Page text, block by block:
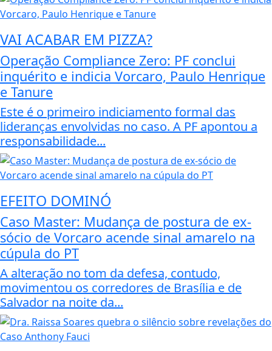
VAI ACABAR EM PIZZA?
Operação Compliance Zero: PF conclui
inquérito e indicia Vorcaro, Paulo Henrique
e Tanure
Este é o primeiro indiciamento formal das
lideranças envolvidas no caso. A PF apontou a
responsabilidade...
EFEITO DOMINÓ
Caso Master: Mudança de postura de ex-
sócio de Vorcaro acende sinal amarelo na
cúpula do PT
A alteração no tom da defesa, contudo,
movimentou os corredores de Brasília e de
Salvador na noite da...